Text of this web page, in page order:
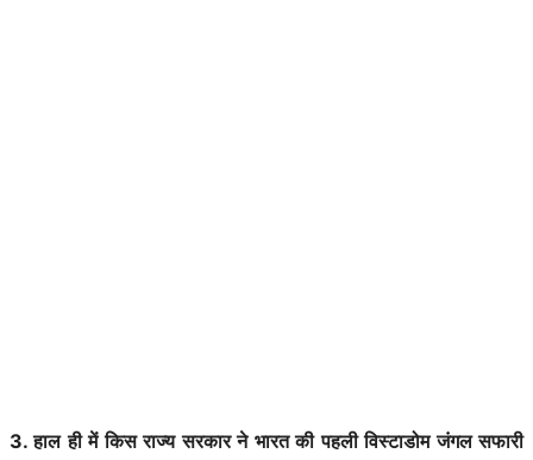
3. हाल ही में किस राज्य सरकार ने भारत की पहली विस्टाडोम जंगल सफारी